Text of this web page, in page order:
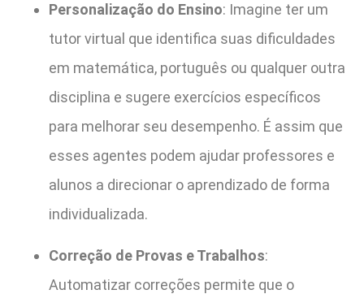
Personalização do Ensino: Imagine ter um
tutor virtual que identifica suas dificuldades
em matemática, português ou qualquer outra
disciplina e sugere exercícios específicos
para melhorar seu desempenho. É assim que
esses agentes podem ajudar professores e
alunos a direcionar o aprendizado de forma
individualizada.
Correção de Provas e Trabalhos:
Automatizar correções permite que o